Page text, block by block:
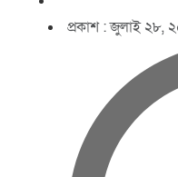
প্রকাশ :জুলাই ২৮,